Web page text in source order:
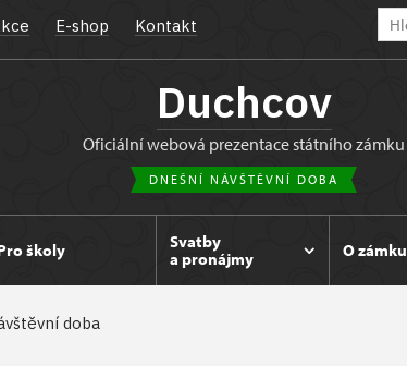
E-shop Kontakt
Duchcov
oficiální webová prezentace státního zámku
DNEŠNÍ NÁVŠTĚVNÍ DOBA
školy
Svatby
a pronájmy
O zámku
doba